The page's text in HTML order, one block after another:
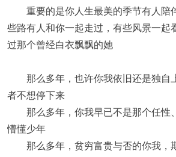
重要的是你人生最美的季节有人陪
些路有人和你一起走过，有些风景一起
过那个曾经白衣飘飘的她
那么多年，也许你我依旧还是独自
者不想停下来
那么多年，你我早已不是那个任性
懵懂少年
那么多年，贫穷富贵与否的你我，